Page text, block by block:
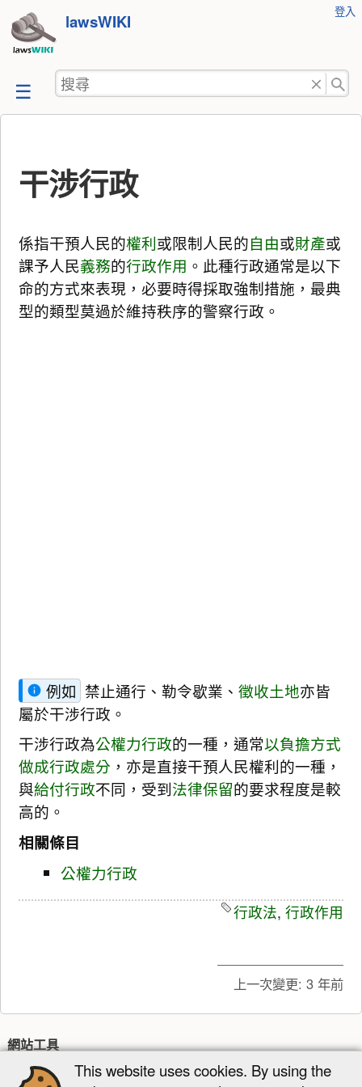
跳
至
容
lawsWIKI
工
登入
搜
尋
干涉行政
係指干預人民的權利或限制人民的自由或財產或
課予人民義務的行政作用 。此種行政通常是以下
命的方式來表現，必要時得採取強制措施，最典
型的類型莫過於維持秩序的警察行政。
例如 禁止通行、勒令歇業、徵收土地亦皆
屬於干涉行政。
干涉行政為公權力行政的一種，通常以負擔方式
做成行政處分 ，亦是直接干預人民權利的一種，
與給付行政不同，受到法律保留的要求程度是較
高的。
相關條目
公權力行政
行政法, 行政作用
上一次變更: 3 年前
網站工具
最近更新 多媒體管理器 網站地圖
This website uses cookies. By using the